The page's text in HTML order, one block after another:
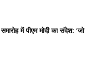
में पीएम मोदी का संदेश: ‘जो